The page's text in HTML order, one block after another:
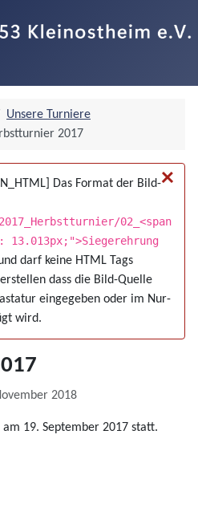
Unsere Turniere
2017
×
Das Format der Bild-
02_<span
darf keine HTML Tags
dass die Bild-Quelle
eingegeben oder im Nur-
wird.
2018
19. September 2017 statt.